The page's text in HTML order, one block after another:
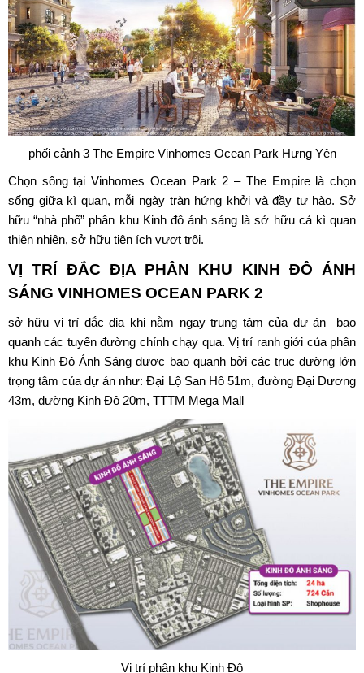
phối cảnh 3 The Empire Vinhomes Ocean Park Hưng Yên
Chọn sống tại Vinhomes Ocean Park 2 – The Empire là chọn
sống giữa kì quan, mỗi ngày tràn hứng khởi và đầy tự hào. Sở
hữu “nhà phố” phân khu Kinh đô ánh sáng là sở hữu cả kì quan
thiên nhiên, sở hữu tiện ích vượt trội.
VỊ TRÍ ĐẮC ĐỊA PHÂN KHU KINH ĐÔ ÁNH
SÁNG VINHOMES OCEAN PARK 2
sở hữu vị trí đắc địa khi nằm ngay trung tâm của dự án bao
quanh các tuyến đường chính chạy qua. Vị trí ranh giới của phân
khu Kinh Đô Ánh Sáng được bao quanh bởi các trục đường lớn
trọng tâm của dự án như: Đại Lộ San Hô 51m, đường Đại Dương
43m, đường Kinh Đô 20m, TTTM Mega Mall
Vị trí phân khu Kinh Đô